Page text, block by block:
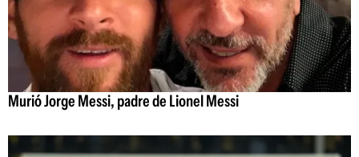
Murió Jorge Messi, padre de Lionel Messi